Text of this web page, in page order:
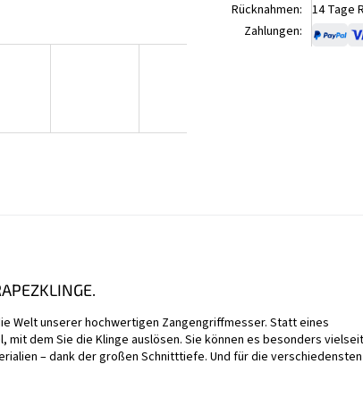
Rücknahmen: 14 Tage
Zahlungen:
Welt unserer hochwertigen Zangengriffmesser. Statt eines
dem Sie die Klinge auslösen. Sie können es besonders
– dank der großen Schnitttiefe. Und für die verschiedensten